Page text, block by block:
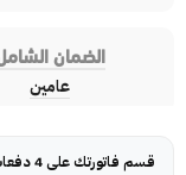
الضمان
عامين
قسم فاتورتك على 4 دفعات